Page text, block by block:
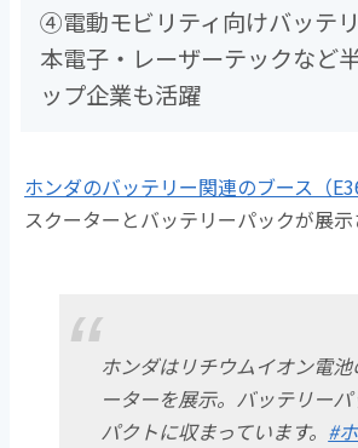
④電動モビリティ向けバッテ
本電子・レーザーテックなど
ップ企業も活躍
ホンダのバッテリー関連のブース（
スクーターとバッテリーパックが展示
ホンダはリチウムイオン電
ーターを展示。バッテリー
パクトに収まっています。 #